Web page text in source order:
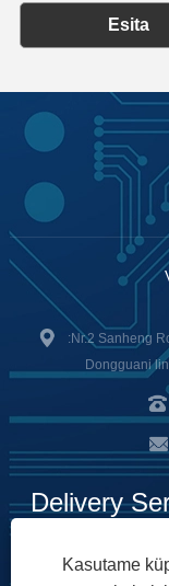
Esita
:Nr.2 Sanheng
Dongguani
Delivery
Kasutame